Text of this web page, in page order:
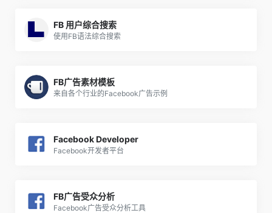
FB 用户综合搜索
使用FB语法综合搜索
FB广告素材模板
来自各个行业的Facebook广告示例
Facebook Developer
Facebook开发者平台
FB广告受众分析
Facebook广告受众分析工具